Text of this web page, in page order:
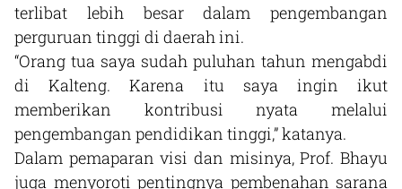
terlibat lebih besar dalam pengembangan
perguruan tinggi di daerah ini.
“Orang tua saya sudah puluhan tahun mengabdi
di Kalteng. Karena itu saya ingin ikut
memberikan kontribusi nyata melalui
pengembangan pendidikan tinggi,” katanya.
Dalam pemaparan visi dan misinya, Prof. Bhayu
juga menyoroti pentingnya pembenahan sarana